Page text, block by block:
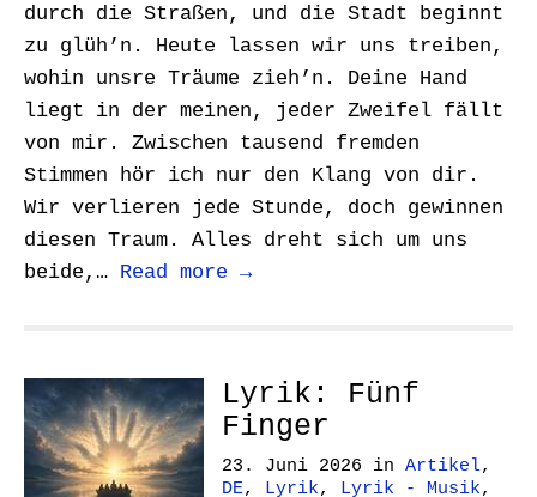
durch die Straßen, und die Stadt beginnt
zu glüh’n. Heute lassen wir uns treiben,
wohin unsre Träume zieh’n. Deine Hand
liegt in der meinen, jeder Zweifel fällt
von mir. Zwischen tausend fremden
Stimmen hör ich nur den Klang von dir.
Wir verlieren jede Stunde, doch gewinnen
diesen Traum. Alles dreht sich um uns
beide,… Read more →
Lyrik: Fünf
Finger
23. Juni 2026 in Artikel,
DE, Lyrik, Lyrik - Musik,